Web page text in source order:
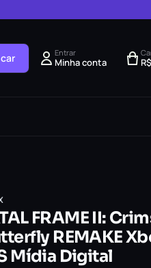
Entrar
Minha conta R$
FRAME II:
REMAKE
Mídia Digital